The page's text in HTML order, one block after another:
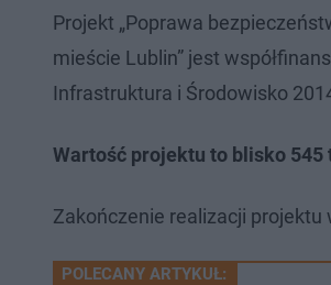
Projekt „Poprawa
mieście Lublin” jest
Infrastruktura i Środowisko
Wartość projektu to blisko 545
Zakończenie realizacji projektu
POLECANY ARTYKUŁ: